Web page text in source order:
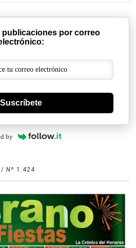
publicaciones por correo
Suscríbete
by
Nº 1.424